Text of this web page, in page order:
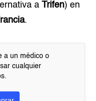
a Trifen) en
.
a un médico o
cualquier